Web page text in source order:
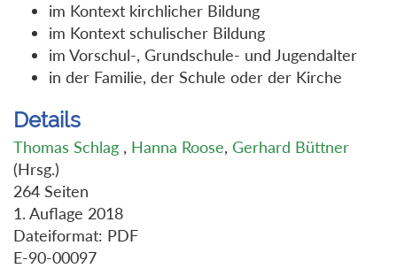
im Kontext kirchlicher Bildung
im Kontext schulischer Bildung
im Vorschul-, Grundschule- und Jugendalter
in der Familie, der Schule oder der Kirche
Details
Thomas Schlag , Hanna Roose, Gerhard Büttner
(Hrsg.)
264 Seiten
1. Auflage 2018
Dateiformat: PDF
E-90-00097